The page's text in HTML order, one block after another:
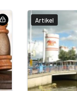
Artikel